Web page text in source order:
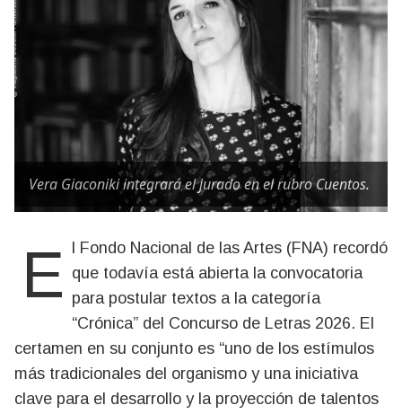
Vera Giaconiki integrará el jurado en el rubro Cuentos.
El Fondo Nacional de las Artes (FNA) recordó que todavía está abierta la convocatoria
para postular textos a la categoría
“Crónica” del Concurso de Letras 2026. El
certamen en su conjunto es “uno de los estímulos
más tradicionales del organismo y una iniciativa
clave para el desarrollo y la proyección de talentos